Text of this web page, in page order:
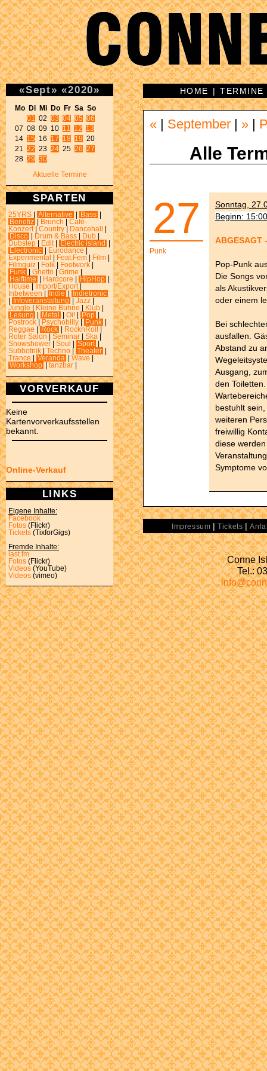
«Sept» «2020»
Mo Di Mi Do Fr Sa So
01
02 03 04 05 06
07 08 09 10 11 12
13
14 15 16 17 18 19 20
21 22 23 24 25 26 27
28 29 30
Aktuelle Termine
SPARTEN
25YRS Alternative Bass
Benefiz
Brunch
Café-
Konzert
Country Dancehall
Disco
Drum & Bass Dub
Dubstep
Edit Electric island
Electronic
Eurodance
Experimental
Feat.Fem Film
Filmquiz
Folk Footwork
Funk
Ghetto Grime
Halftime
Hardcore HipHop
House
Import/Export
Inbetween
Indie
Indietronic
Infoveranstaltung Jazz
Jungle
Kleine Bühne Klub
Lesung
Metal Oi! Pop
Postrock
Psychobilly Punk
Reggae
Rock RocknRoll
Roter Salon
Seminar Ska
Snowshower
Soul Sport
Subbotnik
Techno Theater
Trance
Veranda Wave
Workshop
tanzbar
VORVERKAUF
Keine
Kartenvorverkaufsstellen
bekannt.
Online-Verkauf
LINKS
Eigene Inhalte:
Facebook
Fotos (Flickr)
Tickets (TixforGigs)
Fremde Inhalte:
last.fm
Fotos (Flickr)
Videos (YouTube)
Videos (vimeo)
HOME |TERMINE
« September »
Alle
27
Punk
Sonntag,
Beginn:
ABGESAGT
Pop-Punk
Die Songs
als
oder einem
Bei
ausfallen.
Abstand zu
Ausgang,
den
bestuhlt
weiteren
freiwillig
diese
Symptome
Impressum |Tickets |
Conne
Tel.: